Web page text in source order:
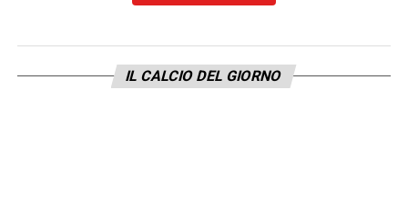
squadra giovane, con una difesa giovane e ci
sta sbagliare. Fa parte del percorso di
IL CALCIO DEL GIORNO